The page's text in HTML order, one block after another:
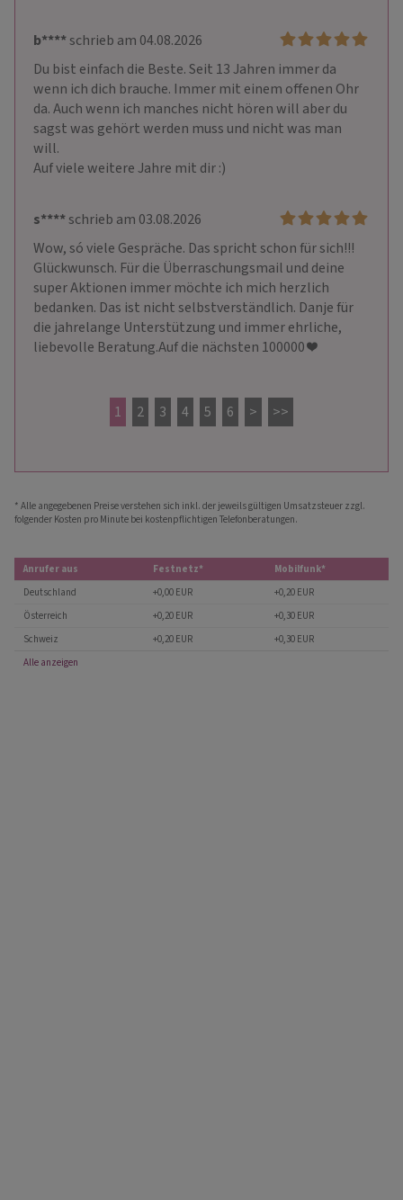
b****schrieb am 04.08.2026
Du bist einfach die Beste. Seit 13 Jahren immer da
wenn ich dich brauche. Immer mit einem offenen Ohr
da. Auch wenn ich manches nicht hören will aber du
sagst was gehört werden muss und nicht was man
will.
Auf viele weitere Jahre mit dir :)
s****schrieb am 03.08.2026
Wow, só viele Gespräche. Das spricht schon für sich!!!
Glückwunsch. Für die Überraschungsmail und deine
super Aktionen immer möchte ich mich herzlich
bedanken. Das ist nicht selbstverständlich. Danje für
die jahrelange Unterstützung und immer ehrliche,
liebevolle Beratung.Auf die nächsten 100000 ❤️
1 2 3 4 5 6 > >>
* Alle angegebenen Preise verstehen sich inkl. der jeweils gültigen Umsatzsteuer zzgl.
folgender Kosten pro Minute bei kostenpflichtigen Telefonberatungen.
Anrufer aus Festnetz*
Mobilfunk*
Deutschland
+0,00 EUR
+0,20 EUR
Österreich
+0,20 EUR
+0,30 EUR
Schweiz
+0,20 EUR
+0,30 EUR
Alle anzeigen